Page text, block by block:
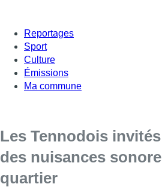
Reportages
Sport
Culture
Émissions
Ma commune
Les Tennodois
des nuisances
quartier